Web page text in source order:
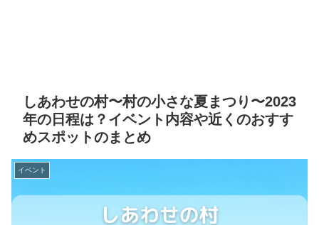
しあわせの村〜村の小さな夏まつり〜2023
年の日程は？イベント内容や近くのおすす
めスポットのまとめ
イベント